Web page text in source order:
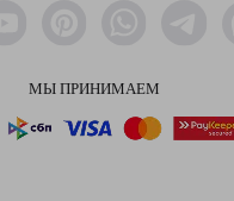
МЫ ПРИНИМАЕМ